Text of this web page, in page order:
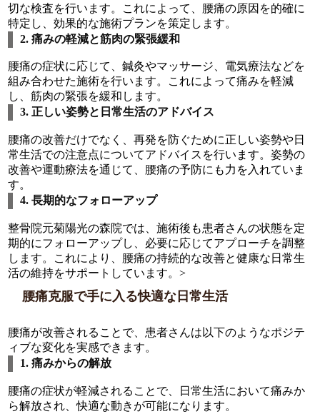
切な検査を行います。これによって、腰痛の原因を的確に
特定し、効果的な施術プランを策定します。
2. 痛みの軽減と筋肉の緊張緩和
腰痛の症状に応じて、鍼灸やマッサージ、電気療法などを
組み合わせた施術を行います。これによって痛みを軽減
し、筋肉の緊張を緩和します。
3. 正しい姿勢と日常生活のアドバイス
腰痛の改善だけでなく、再発を防ぐために正しい姿勢や日
常生活での注意点についてアドバイスを行います。姿勢の
改善や運動療法を通じて、腰痛の予防にも力を入れていま
す。
4. 長期的なフォローアップ
整骨院元菊陽光の森院では、施術後も患者さんの状態を定
期的にフォローアップし、必要に応じてアプローチを調整
します。これにより、腰痛の持続的な改善と健康な日常生
活の維持をサポートしています。>
腰痛克服で手に入る快適な日常生活
腰痛が改善されることで、患者さんは以下のようなポジテ
ィブな変化を実感できます。
1. 痛みからの解放
腰痛の症状が軽減されることで、日常生活において痛みか
ら解放され、快適な動きが可能になります。